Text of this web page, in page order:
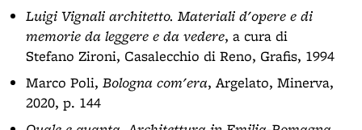
Luigi Vignali architetto. Materiali d'opere e di
memorie da leggere e da vedere, a cura di
Stefano Zironi, Casalecchio di Reno, Grafis, 1994
Marco Poli, Bologna com'era, Argelato, Minerva,
2020, p. 144